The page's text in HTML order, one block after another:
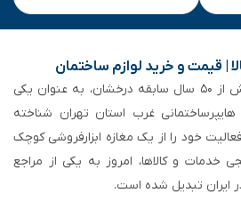
| قیمت و خرید لوازم ساختمان
هایپر ساختمانی خاجی‌ با بیش از ۵۰ سال سابقه‌ درخشان، به عنوان یکی
غرب استان تهران شناخته
خود را از یک مغازه ابزارفروشی کوچک
خدمات و کالاها، امروز به یکی از مراجع
تبدیل شده است.